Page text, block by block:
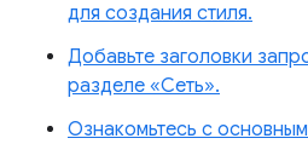
для создания стиля.
Добавьте заголовки
разделе «Сеть».
Ознакомьтесь с